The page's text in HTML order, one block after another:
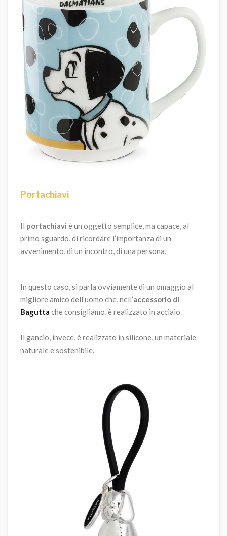
Portachiavi
Il portachiavi è un oggetto semplice, ma capace, al
primo sguardo, di ricordare l’importanza di un
avvenimento, di un incontro, di una persona.
In questo caso, si parla ovviamente di un omaggio al
migliore amico dell’uomo che, nell’accessorio di
Bagutta che consigliamo, è realizzato in acciaio.
Il gancio, invece, è realizzato in silicone, un materiale
naturale e sostenibile.